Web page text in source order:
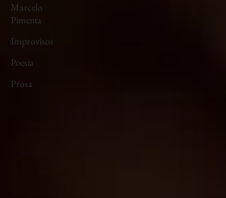
Marcelo
Pimenta
Improvisos
Poesia
Prosa